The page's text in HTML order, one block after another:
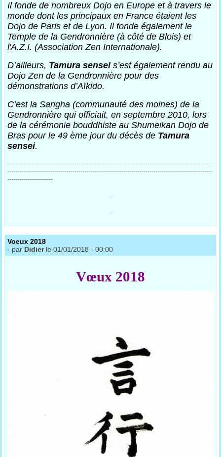
Il fonde de nombreux Dojo en Europe et à travers le
monde dont les principaux en France étaient les
Dojo de Paris et de Lyon. Il fonde également le
Temple de la Gendronnière (à côté de Blois) et
l'A.Z.I. (Association Zen Internationale).
D’ailleurs, Tamura senseis’est également rendu au
Dojo Zen de la Gendronnière pour des
démonstrations d’Aïkido.
C’est la Sangha (communauté des moines) de la
Gendronnière qui officiait, en septembre 2010, lors
de la cérémonie bouddhiste au Shumeikan Dojo de
Bras pour le 49 ème jour du décès de Tamura
sensei.
--------------------------------------------------------------------------------------------------------
--------------------------------------------------------------------------------------------------------
-----------------------
.
.
Voeux 2018
- par Didierle 01/01/2018 - 00:00
Vœux 2018